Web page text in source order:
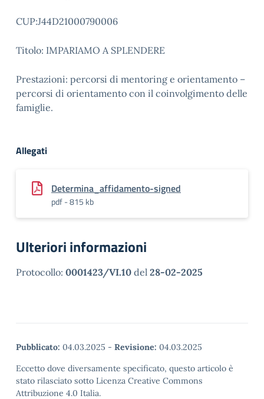
CUP:J44D21000790006
Titolo: IMPARIAMO A SPLENDERE
Prestazioni: percorsi di mentoring e orientamento –
percorsi di orientamento con il coinvolgimento delle
famiglie.
Allegati
Determina_affidamento-signed
pdf - 815 kb
Ulteriori informazioni
Protocollo: 0001423/VI.10 del 28-02-2025
Pubblicato: 04.03.2025 - Revisione: 04.03.2025
Eccetto dove diversamente specificato, questo articolo è
stato rilasciato sotto Licenza Creative Commons
Attribuzione 4.0 Italia.